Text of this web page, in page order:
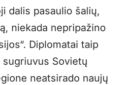
dalis pasaulio šalių,
niekada nepripažino
Diplomatai taip
Sovietų
neatsirado naujų